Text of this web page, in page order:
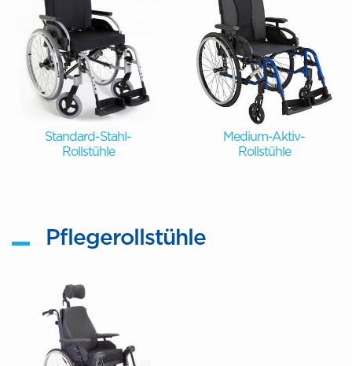
Standard-Stahl-
Rollstühle
Medium-Aktiv-
Rollstühle
Pflegerollstühle